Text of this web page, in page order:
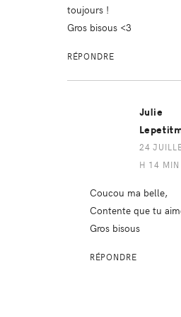
toujours !
Gros bisous <3
RÉPONDRE
Julie
24
H 14 MIN
Coucou ma belle,
Contente que tu
Gros bisous
RÉPONDRE